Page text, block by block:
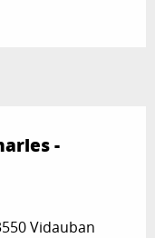
-
Vidauban